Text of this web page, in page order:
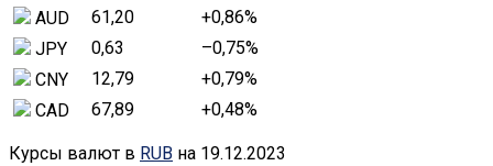
AUD
61,20 +0,86%
JPY
0,63 –0,75%
CNY
12,79 +0,79%
CAD
67,89 +0,48%
Курсы валют в RUB на 19.12.2023